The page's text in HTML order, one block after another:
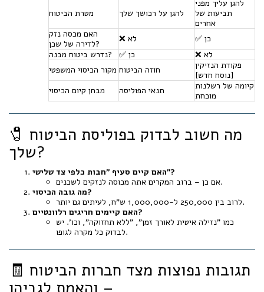
מטרת הביטוח להגן על רכושך שלך
להגן עליך מפני
תביעות של
אחרים
האם מכסה נזק
לדירה של שכן?
❌ לא
✅ כן
נדרש ביטוח מבנה?
✅ כן
❌ לא
מקור הכיסוי המשפטי חוזה הביטוח
פקודת הנזיקין
[נוסח חדש]
מבחן קיום הכיסוי
תנאי הפוליסה
קיומה של רשלנות
מוכחת
🧷 מה חשוב לבדוק בפוליסת הביטוח
שלך?
האם קיים סעיף "חבות כלפי צד שלישי"?
אם כן – ברוב המקרים אתה מכוסה לנזקים לשכנים.
מה גובה הכיסוי?
לרוב בין 250,000 ל-1,000,000 ש"ח, לעיתים גם יותר.
האם קיימים חריגים רלוונטיים?
כמו "נזילה איטית לאורך זמן", "ללא תחזוקה", וכו'. יש
לבדוק כל מקרה לגופו.
🧾 תגובות נפוצות מצד חברות הביטוח